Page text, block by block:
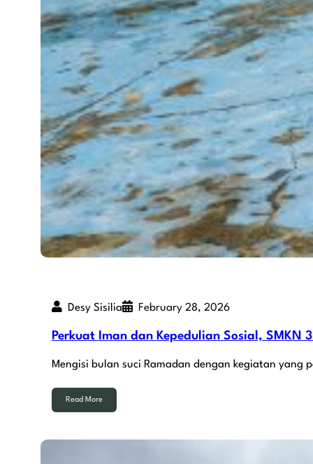
Desy Sisilia February 28, 2026
Perkuat Iman dan Kepedulian Sosial, SMKN
Mengisi bulan suci Ramadan dengan kegiatan yang
Read More